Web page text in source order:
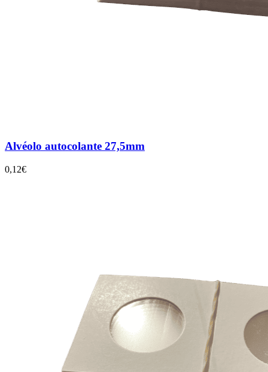
Alvéolo autocolante 27,5mm
0,12€